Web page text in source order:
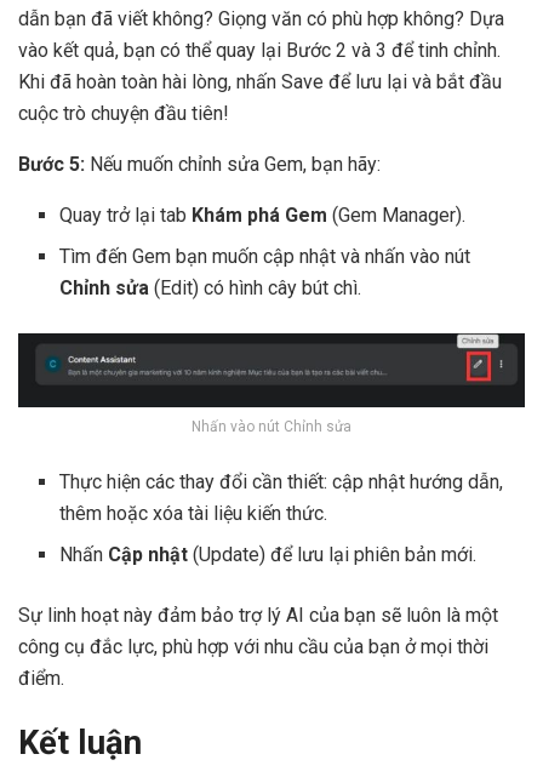
dẫn bạn đã viết không? Giọng văn có phù hợp không? Dựa
vào kết quả, bạn có thể quay lại Bước 2 và 3 để tinh chỉnh.
Khi đã hoàn toàn hài lòng, nhấn Save để lưu lại và bắt đầu
cuộc trò chuyện đầu tiên!
Bước 5: Nếu muốn chỉnh sửa Gem, bạn hãy:
Quay trở lại tab Khám phá Gem (Gem Manager).
Tìm đến Gem bạn muốn cập nhật và nhấn vào nút
Chỉnh sửa (Edit) có hình cây bút chì.
Nhấn vào nút Chỉnh sửa
Thực hiện các thay đổi cần thiết: cập nhật hướng dẫn,
thêm hoặc xóa tài liệu kiến thức.
Nhấn Cập nhật (Update) để lưu lại phiên bản mới.
Sự linh hoạt này đảm bảo trợ lý AI của bạn sẽ luôn là một
công cụ đắc lực, phù hợp với nhu cầu của bạn ở mọi thời
điểm.
Kết luận